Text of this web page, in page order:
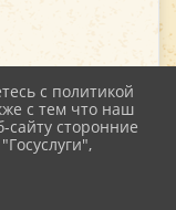
с политикой
с тем что наш
сайту сторонние